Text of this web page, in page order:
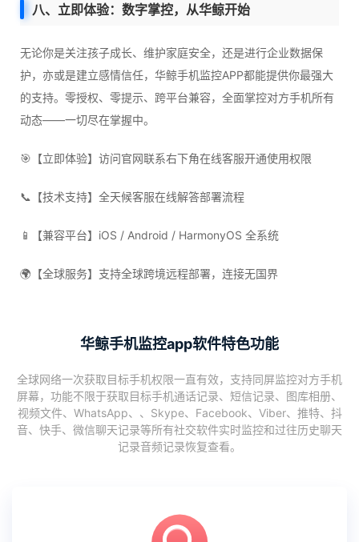
八、立即体验：数字掌控，从华鲸开始
无论你是关注孩子成长、维护家庭安全，还是进行企业数据保
护，亦或是建立感情信任，华鲸手机监控APP都能提供你最强大
的支持。零授权、零提示、跨平台兼容，全面掌控对方手机所有
动态——一切尽在掌握中。
🎯【立即体验】访问官网联系右下角在线客服开通使用权限
📞【技术支持】全天候客服在线解答部署流程
📱【兼容平台】iOS / Android / HarmonyOS 全系统
🌍【全球服务】支持全球跨境远程部署，连接无国界
华鲸手机监控app软件特色功能
全球网络一次获取目标手机权限一直有效，支持同屏监控对方手机
屏幕，功能不限于获取目标手机通话记录、短信记录、图库相册、
视频文件、WhatsApp、、Skype、Facebook、Viber、推特、抖
音、快手、微信聊天记录等所有社交软件实时监控和过往历史聊天
记录音频记录恢复查看。